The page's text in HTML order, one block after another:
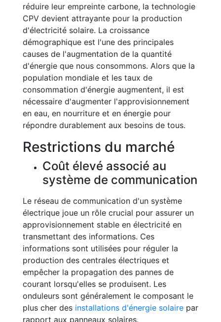
réduire leur empreinte carbone, la technologie
CPV devient attrayante pour la production
d'électricité solaire. La croissance
démographique est l'une des principales
causes de l'augmentation de la quantité
d'énergie que nous consommons. Alors que la
population mondiale et les taux de
consommation d'énergie augmentent, il est
nécessaire d'augmenter l'approvisionnement
en eau, en nourriture et en énergie pour
répondre durablement aux besoins de tous.
Restrictions du marché
Coût élevé associé au
système de communication
Le réseau de communication d'un système
électrique joue un rôle crucial pour assurer un
approvisionnement stable en électricité en
transmettant des informations. Ces
informations sont utilisées pour réguler la
production des centrales électriques et
empêcher la propagation des pannes de
courant lorsqu'elles se produisent. Les
onduleurs sont généralement le composant le
plus cher des installations d'énergie solaire par
rapport aux panneaux solaires.